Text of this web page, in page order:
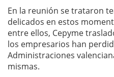
En la reunión se trataron
delicados en estos
entre ellos, Cepyme
los empresarios han
Administraciones
mismas.